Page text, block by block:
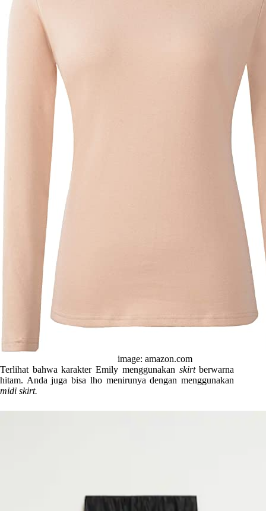
image: amazon.com
Terlihat bahwa karakter Emily menggunakan skirtberwarna
hitam. Anda juga bisa lho menirunya dengan menggunakan
midi skirt.